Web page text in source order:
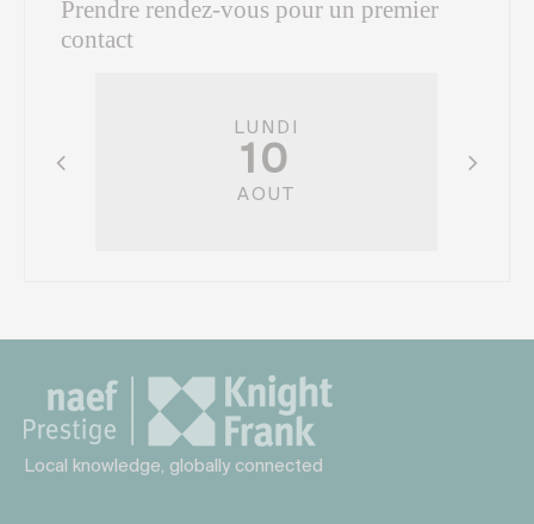
Prendre rendez-vous pour un premier
contact
LUNDI
10
AOUT
Local knowledge, globally connected